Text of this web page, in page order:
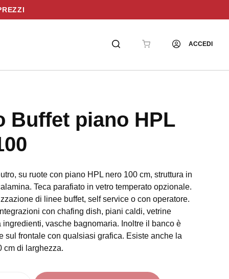
ACCEDI
Buffet piano HPL
su ruote con piano HPL nero 100 cm, struttura in
Teca parafiato in vetro temperato opzionale.
di linee buffet, self service o con operatore.
con chafing dish, piani caldi, vetrine
ingredienti, vasche bagnomaria. Inoltre il banco è
sul frontale con qualsiasi grafica. Esiste anche la
cm di larghezza.